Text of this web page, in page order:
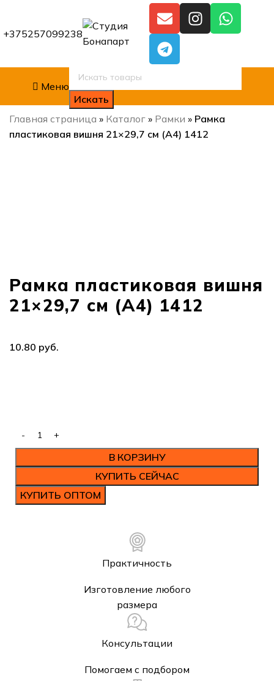
+375257099238
Меню
Искать
Главная страница » Каталог » Рамки » Рамка
пластиковая вишня 21×29,7 см (А4) 1412
Рамка пластиковая вишня
21×29,7 см (А4) 1412
руб.
В КОРЗИНУ
КУПИТЬ СЕЙЧАС
КУПИТЬ ОПТОМ
Практичность
Изготовление любого
размера
Консультации
Помогаем с подбором